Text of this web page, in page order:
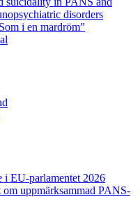
disorders
i en mardröm”
i EU-parlamentet 2026
om uppmärksammad PANS-